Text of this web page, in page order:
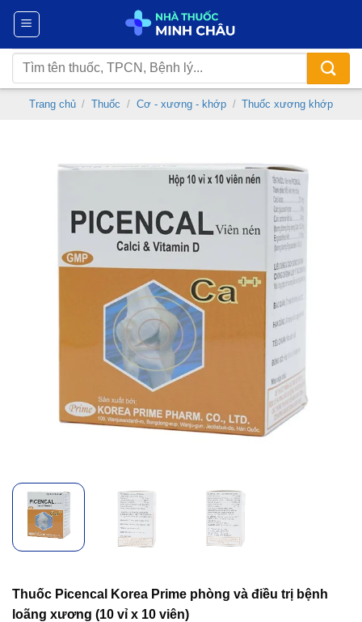
Chuyển
nội
dung
Tìm
kiếm:
Trang chủ / Thuốc / Cơ - xương - khớp / Thuốc xương khớp
Thuốc Picencal Korea Prime phòng và điều trị bệnh
loãng xương (10 vỉ x 10 viên)